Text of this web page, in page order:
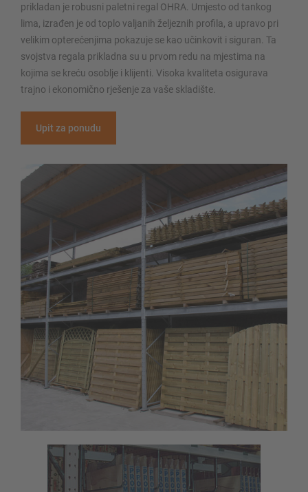
prikladan je robusni paletni regal OHRA. Umjesto od tankog
lima, izrađen je od toplo valjanih željeznih profila, a upravo pri
velikim opterećenjima pokazuje se kao učinkovit i siguran. Ta
svojstva regala prikladna su u prvom redu na mjestima na
kojima se kreću osoblje i klijenti. Visoka kvaliteta osigurava
trajno i ekonomično rješenje za vaše skladište.
Upit za ponudu